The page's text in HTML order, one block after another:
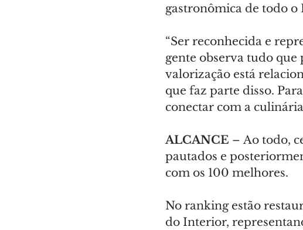
gastronômica de todo o
“Ser reconhecida e
gente observa tudo que
valorização está
que faz parte disso.
conectar com a culinária
ALCANCE – Ao todo,
pautados e
com os 100 melhores.
No ranking estão
do Interior,